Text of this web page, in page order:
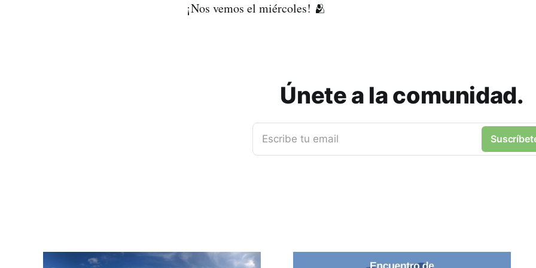
¡Nos vemos el miércoles! 🫂
Únete a la comunidad.
Escribe tu email